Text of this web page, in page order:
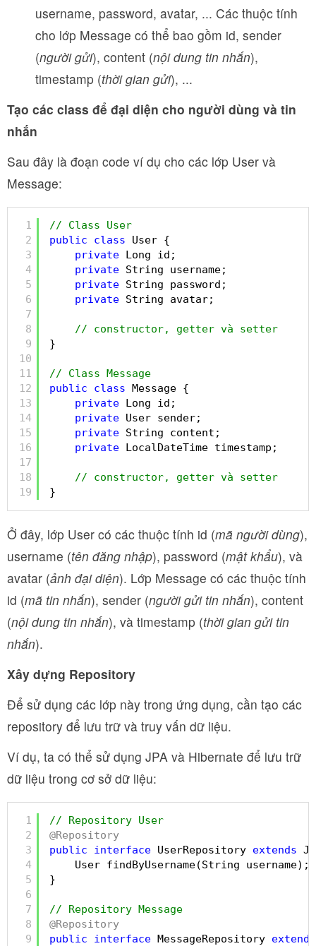
username, password, avatar, ... Các thuộc tính
cho lớp Message có thể bao gồm id, sender
(người gửi), content (nội dung tin nhắn),
timestamp (thời gian gửi), ...
Tạo các class để đại diện cho người dùng và tin
nhắn
Sau đây là đoạn code ví dụ cho các lớp User và
Message:
1
2
3
4
5
6
7
8
9
10
11
12
13
14
15
16
17
18
19
// Class User
public
class
User {
private Long id;
private String username;
private String password;
private String avatar;
// constructor, getter và setter
}
// Class Message
public
class Message {
private Long id;
private User sender;
private String content;
private LocalDateTime timestamp;
// constructor, getter và setter
}
Ở đây, lớp User có các thuộc tính id (mã người dùng),
username (tên đăng nhập), password (mật khẩu), và
avatar (ảnh đại diện). Lớp Message có các thuộc tính
id (mã tin nhắn), sender (người gửi tin nhắn), content
(nội dung tin nhắn), và timestamp (thời gian gửi tin
nhắn).
Xây dựng Repository
Để sử dụng các lớp này trong ứng dụng, cần tạo các
repository để lưu trữ và truy vấn dữ liệu.
Ví dụ, ta có thể sử dụng JPA và Hibernate để lưu trữ
dữ liệu trong cơ sở dữ liệu:
1
2
3
4
5
6
7
8
9
// Repository User
@Repository
public
interface UserRepository extends
User findByUsername(String username);
}
// Repository Message
@Repository
public
interface MessageRepository extends